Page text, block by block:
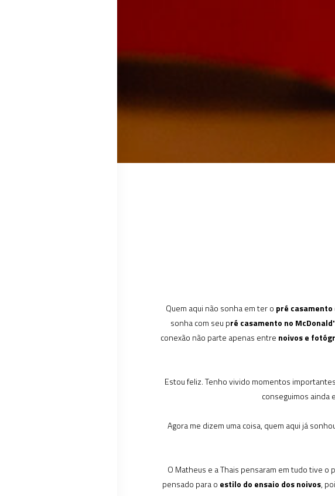
Quem aqui não sonha em ter o pré casamento
sonha com seu pré casamento no
conexão não parte apenas entre noivos e
Estou feliz. Tenho vivido momentos
conseguimos ainda
Agora me dizem uma coisa, quem aqui já
O Matheus e a Thais pensaram em tudo tive o
pensado para o estilo do ensaio dos noivos,